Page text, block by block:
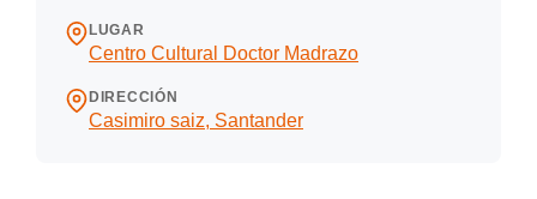
LUGAR
Centro Cultural Doctor Madrazo
DIRECCIÓN
Casimiro saiz, Santander